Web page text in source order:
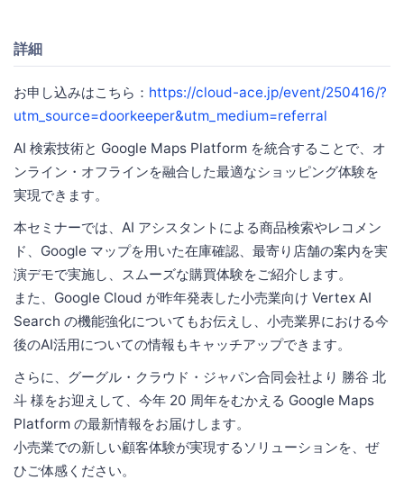
詳細
お申し込みはこちら： https://cloud-ace.jp/event/250416/?
utm_source=doorkeeper&utm_medium=referral
AI 検索技術と Google Maps Platform を統合することで、オ
ンライン・オフラインを融合した最適なショッピング体験を
実現できます。
本セミナーでは、AI アシスタントによる商品検索やレコメン
ド、Google マップを用いた在庫確認、最寄り店舗の案内を実
演デモで実施し、スムーズな購買体験をご紹介します。
また、Google Cloud が昨年発表した小売業向け Vertex AI
Search の機能強化についてもお伝えし、小売業界における今
後のAI活用についての情報もキャッチアップできます。
さらに、グーグル・クラウド・ジャパン合同会社より 勝谷 北
斗 様をお迎えして、今年 20 周年をむかえる Google Maps
Platform の最新情報をお届けします。
小売業での新しい顧客体験が実現するソリューションを、ぜ
ひご体感ください。